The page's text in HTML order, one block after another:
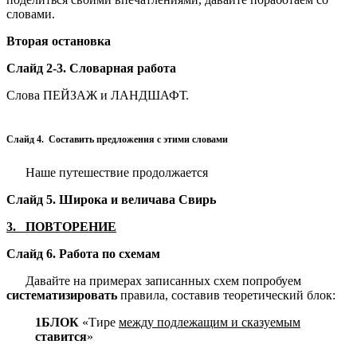
словами.
Вторая остановка
Слайд 2-3. Словарная работа
Слова ПЕЙЗАЖ и ЛАНДШАФТ.
Слайд 4. Составить предложения с этими словами
Наше путешествие продолжается
Слайд 5. Широка и величава Свирь
3. ПОВТОРЕНИЕ
Слайд 6. Работа по схемам
Давайте на примерах записанных схем попробуем
систематизировать правила, составив теоретический блок:
1БЛОК «Тире между подлежащим и сказуемым
ставится»